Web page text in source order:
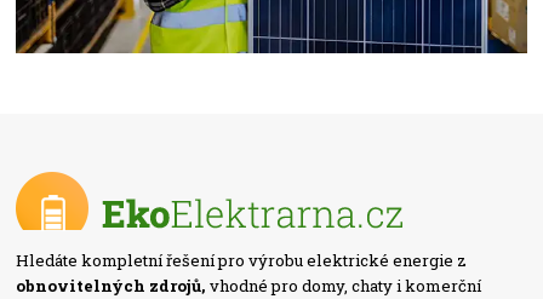
Hledáte kompletní řešení pro výrobu elektrické energie z
obnovitelných zdrojů, vhodné pro domy, chaty i komerční